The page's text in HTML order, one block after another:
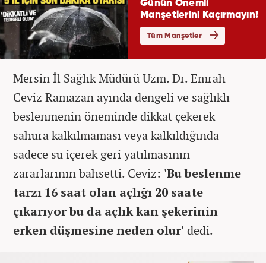
Mersin İl Sağlık Müdürü Uzm. Dr. Emrah
Ceviz Ramazan ayında dengeli ve sağlıklı
beslenmenin öneminde dikkat çekerek
sahura kalkılmaması veya kalkıldığında
sadece su içerek geri yatılmasının
zararlarının bahsetti. Ceviz: 'Bu beslenme
tarzı 16 saat olan açlığı 20 saate
çıkarıyor bu da açlık kan şekerinin
erken düşmesine neden olur' dedi.